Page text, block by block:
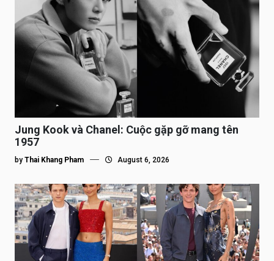
Jung Kook và Chanel: Cuộc gặp gỡ mang tên
1957
by Thai Khang Pham August 6, 2026